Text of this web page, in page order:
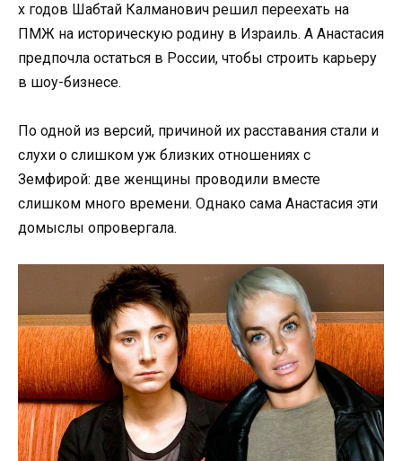
х годов Шабтай Калманович решил переехать на
ПМЖ на историческую родину в Израиль. А Анастасия
предпочла остаться в России, чтобы строить карьеру
в шоу-бизнесе.
По одной из версий, причиной их расставания стали и
слухи о слишком уж близких отношениях с
Земфирой: две женщины проводили вместе
слишком много времени. Однако сама Анастасия эти
домыслы опровергала.